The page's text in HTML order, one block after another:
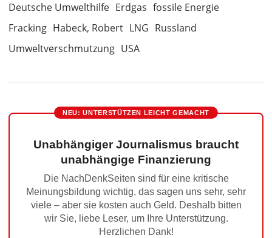
Deutsche Umwelthilfe Erdgas fossile Energie
Fracking Habeck, Robert LNG Russland
Umweltverschmutzung USA
NEU: UNTERSTÜTZEN LEICHT GEMACHT
Unabhängiger Journalismus braucht
unabhängige Finanzierung
Die NachDenkSeiten sind für eine kritische
Meinungsbildung wichtig, das sagen uns sehr, sehr
viele – aber sie kosten auch Geld. Deshalb bitten
wir Sie, liebe Leser, um Ihre Unterstützung.
Herzlichen Dank!